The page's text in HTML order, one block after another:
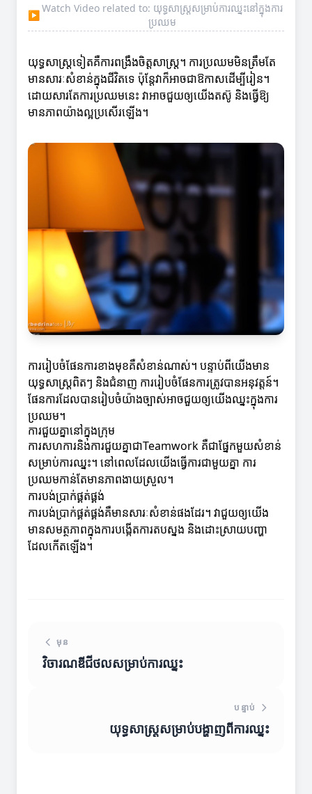
▶
Watch Video related to: យុទ្ធសាស្ត្រសម្រាប់ការឈ្នះនៅក្នុងការ
ប្រឈម
យុទ្ធសាស្ត្រ​ទៀតគឺការពង្រឹងចិត្តសាស្ត្រ។ ការប្រឈមមិនត្រឹមតែ
មានសារៈសំខាន់ក្នុងជីវិតទេ ប៉ុន្តែវាក៏អាចជា​ឱកាសដើម្បីរៀន។
ដោយសារតែការប្រឈមនេះ វាអាចជួយឲ្យយើងតស៊ូ និងធ្វើឱ្យ
មានភាពយ៉ាងល្អប្រសើរឡើង។
ការរៀបចំផែនការខាងមុខគឺសំខាន់ណាស់។ បន្ទាប់ពីយើងមាន
យុទ្ធសាស្ត្រពិតៗ និងជំនាញ ការរៀបចំផែនការត្រូវបានអនុវត្តន៍។
ផែនការដែលបានរៀបចំយ៉ាងច្បាស់អាចជួយឲ្យយើងឈ្នះក្នុងការ
ប្រឈម។
ការជួយគ្នានៅក្នុងក្រុម
ការសហការនិងការជួយគ្នាជាTeamwork គឺជាផ្នែកមួយសំខាន់
សម្រាប់ការឈ្នះ។ នៅពេលដែលយើងធ្វើការជាមួយគ្នា ការ
ប្រឈមកាន់តែមានភាពងាយស្រួល។
ការបង់ប្រាក់ផ្គត់ផ្គង់
ការបង់ប្រាក់ផ្គត់ផ្គង់គឺមានសារៈសំខាន់ផងដែរ។ វា​ជួយឲ្យយើង
មានសមត្ថភាពក្នុងការបង្កើតការតបស្នង និងដោះស្រាយបញ្ហា
ដែលកើតឡើង។
មុន
វិចារណឌីជីថលសម្រាប់ការឈ្នះ
បន្ទាប់
យុទ្ធសាស្ត្រ​សម្រាប់​បង្ហាញពីការ​ឈ្នះ